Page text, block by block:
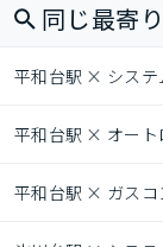
同じ最寄
平和台駅 × システ
平和台駅 × オート
平和台駅 × ガスコ